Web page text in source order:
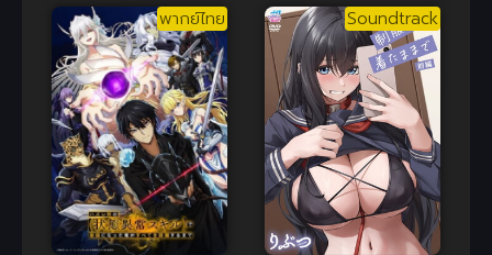
เคจแมทซ์ ซับ
ไทย สายดาร์
กมันส์
พากย์ไทย Soundtrack